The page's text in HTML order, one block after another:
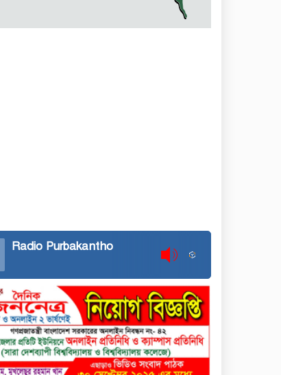
বারহাট্টায় ৪৫টি ভারতীয় টায়ার
Radio Purbakantho